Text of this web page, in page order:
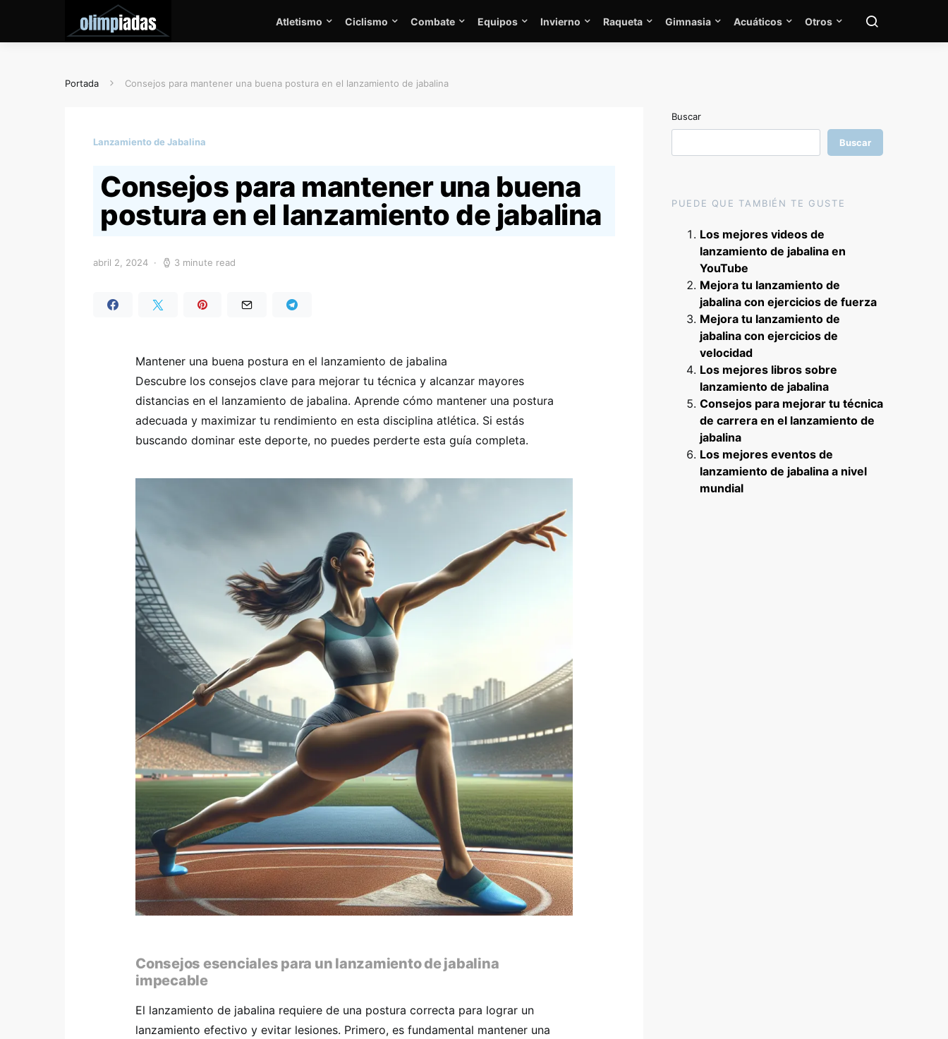
Atletismo Ciclismo Combate Equipos Invierno Raqueta Gimnasia Acuáticos Otros
Portada Consejos para mantener una buena postura en el lanzamiento de jabalina
Lanzamiento de Jabalina
Consejos para mantener una buena
postura en el lanzamiento de jabalina
abril 2, 2024 3 minute read
Mantener una buena postura en el lanzamiento de jabalina
Descubre los consejos clave para mejorar tu técnica y alcanzar mayores
distancias en el lanzamiento de jabalina. Aprende cómo mantener una postura
adecuada y maximizar tu rendimiento en esta disciplina atlética. Si estás
buscando dominar este deporte, no puedes perderte esta guía completa.
Consejos esenciales para un lanzamiento de jabalina
impecable
El lanzamiento de jabalina requiere de una postura correcta para lograr un
lanzamiento efectivo y evitar lesiones. Primero, es fundamental mantener una
Buscar
Buscar
PUEDE QUE TAMBIÉN TE GUSTE
Los mejores videos de
lanzamiento de jabalina en
YouTube
Mejora tu lanzamiento de
jabalina con ejercicios de fuerza
Mejora tu lanzamiento de
jabalina con ejercicios de
velocidad
Los mejores libros sobre
lanzamiento de jabalina
Consejos para mejorar tu técnica
de carrera en el lanzamiento de
jabalina
Los mejores eventos de
lanzamiento de jabalina a nivel
mundial